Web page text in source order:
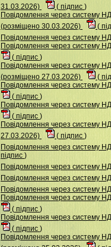
31.03.2026)
( підпис )
Повідомлення через
(розміщено 30.03.2026)
(
Повідомлення через систему
Повідомлення через
( підпис )
Повідомлення через
(розміщено 27.03.2026)
(
Повідомлення через систему
( підпис )
Повідомлення через систему
( підпис )
Повідомлення через систему
27.03.2026)
( підпис )
Повідомлення через систему
підпис )
Повідомлення через систему
Повідомлення через систему
Повідомлення через систему
Повідомлення через систему
( підпис )
Повідомлення через систему
( підпис )
Повідомлення через